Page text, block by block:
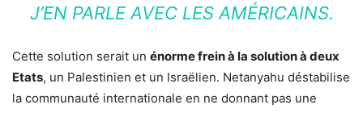
J’EN PARLE AVEC LES AMÉRICAINS.
Cette solution serait un énorme frein à la solution à deux
Etats, un Palestinien et un Israëlien. Netanyahu déstabilise
la communauté internationale en ne donnant pas une